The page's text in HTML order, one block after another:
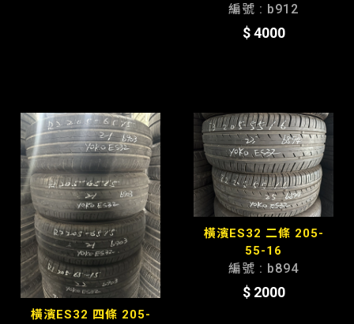
編號 : b912
$ 4000
橫濱ES32 四條 205-
橫濱ES32 二條 205-
55-16
編號 : b894
$ 2000